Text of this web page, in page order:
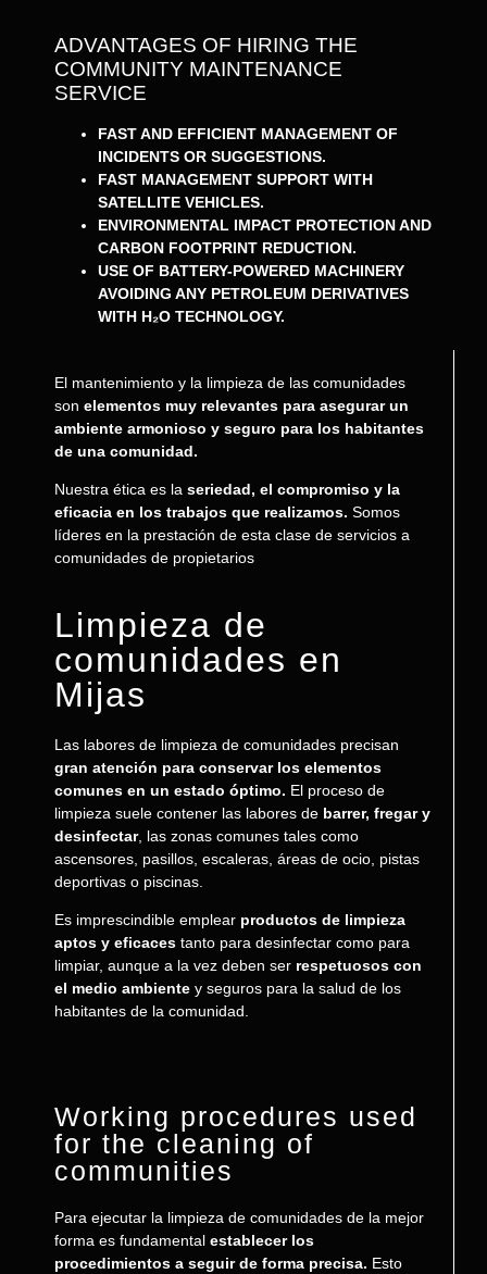
ADVANTAGES OF HIRING THE
COMMUNITY MAINTENANCE
SERVICE
FAST AND EFFICIENT MANAGEMENT OF
INCIDENTS OR SUGGESTIONS.
FAST MANAGEMENT SUPPORT WITH
SATELLITE VEHICLES.
ENVIRONMENTAL IMPACT PROTECTION AND
CARBON FOOTPRINT REDUCTION.
USE OF BATTERY-POWERED MACHINERY
AVOIDING ANY PETROLEUM DERIVATIVES
WITH H₂O TECHNOLOGY.
El mantenimiento y la limpieza de las comunidades
son elementos muy relevantes para asegurar un
ambiente armonioso y seguro para los habitantes
de una comunidad.
Nuestra ética es la seriedad, el compromiso y la
eficacia en los trabajos que realizamos. Somos
líderes en la prestación de esta clase de servicios a
comunidades de propietarios
Limpieza de
comunidades en
Mijas
Las labores de limpieza de comunidades precisan
gran atención para conservar los elementos
comunes en un estado óptimo. El proceso de
limpieza suele contener las labores de barrer, fregar y
desinfectar, las zonas comunes tales como
ascensores, pasillos, escaleras, áreas de ocio, pistas
deportivas o piscinas.
Es imprescindible emplear productos de limpieza
aptos y eficaces tanto para desinfectar como para
limpiar, aunque a la vez deben ser respetuosos con
el medio ambiente y seguros para la salud de los
habitantes de la comunidad.
Working procedures used
for the cleaning of
communities
Para ejecutar la limpieza de comunidades de la mejor
forma es fundamental establecer los
procedimientos a seguir de forma precisa. Esto